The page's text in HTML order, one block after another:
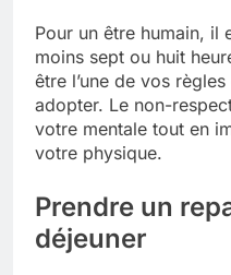
Pour un être humain, il
moins sept ou huit
être l’une de vos
adopter. Le non-
votre mentale tout en
votre physique.
Prendre un
déjeuner